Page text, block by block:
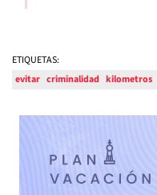
ETIQUETAS:
evitar criminalidad kilometros